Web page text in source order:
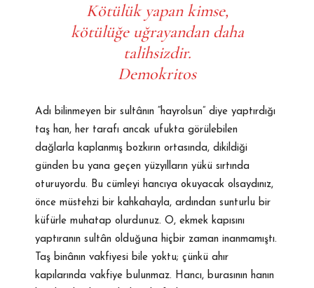
Kötülük yapan kimse,
kötülüğe uğrayandan daha
talihsizdir.
Demokritos
Adı bilinmeyen bir sultânın “hayrolsun” diye yaptırdığı
taş han, her tarafı ancak ufukta görülebilen
dağlarla kaplanmış bozkırın ortasında, dikildiği
günden bu yana geçen yüzyılların yükü sırtında
oturuyordu. Bu cümleyi hancıya okuyacak olsaydınız,
önce müstehzi bir kahkahayla, ardından sunturlu bir
küfürle muhatap olurdunuz. O, ekmek kapısını
yaptıranın sultân olduğuna hiçbir zaman inanmamıştı.
Taş binânın vakfiyesi bile yoktu; çünkü ahır
kapılarında vakfiye bulunmaz. Hancı, burasının hanın